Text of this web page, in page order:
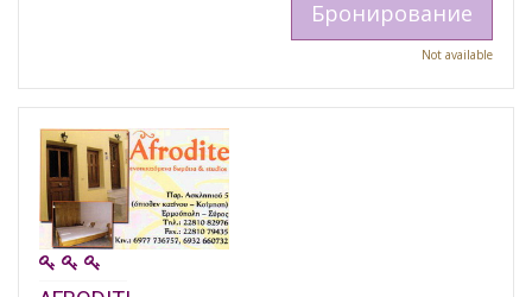
Бронирование
Not available